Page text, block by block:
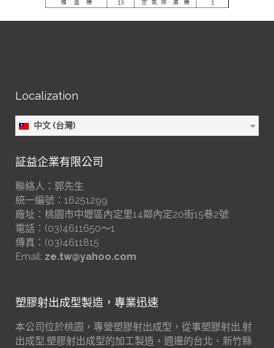
Localization
中文 (台灣)
証益企業有限公司
聯絡人：郭先生
統一編號：16251299
廠址：桃園市中壢區內定里14鄰內定20街15巷2號
電話：(03)4611650～1
傳真：(03)4611815
Email: ze.tw@yahoo.com
塑膠射出成型製造，專業迅速
本公司位於桃園，專營塑膠射出成型，從事塑膠射出,射
出成型,塑膠射出成型的加工製造，週邊的台北、新竹縣